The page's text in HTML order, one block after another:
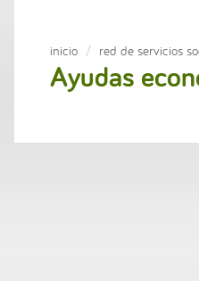
inicio red de servicios
Ayudas